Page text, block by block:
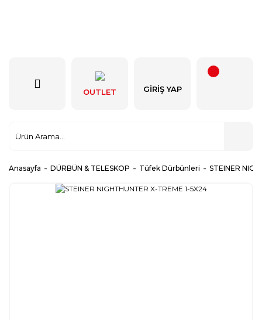
OUTLET GIRIŞ YAP
Anasayfa DÜRBÜN & TELESKOP Tüfek Dürbünleri STEINER